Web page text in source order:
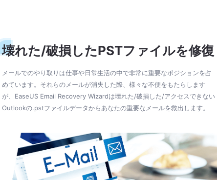
壊れた/破損したPSTファイルを修復
メールでのやり取りは仕事や日常生活の中で非常に重要なポジションを占
めています。それらのメールが消失した際、様々な不便をもたらします
が、EaseUS Email Recovery Wizardは壊れた/破損した/アクセスできない
Outlookの.pstファイルデータからあなたの重要なメールを救出します。